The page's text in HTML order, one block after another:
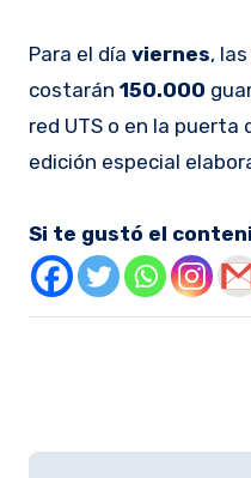
Para el día viernes,
costarán 150.000
red UTS o en la
edición especial
Si te gustó el